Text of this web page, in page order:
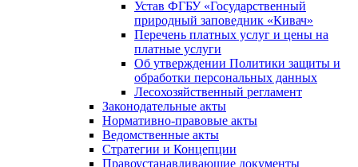
Устав ФГБУ «Государственный
природный заповедник «Кивач»
Перечень платных услуг и цены на
платные услуги
Об утверждении Политики защиты и
обработки персональных данных
Лесохозяйственный регламент
Законодательные акты
Нормативно-правовые акты
Ведомственные акты
Стратегии и Концепции
Правоустанавливающие документы